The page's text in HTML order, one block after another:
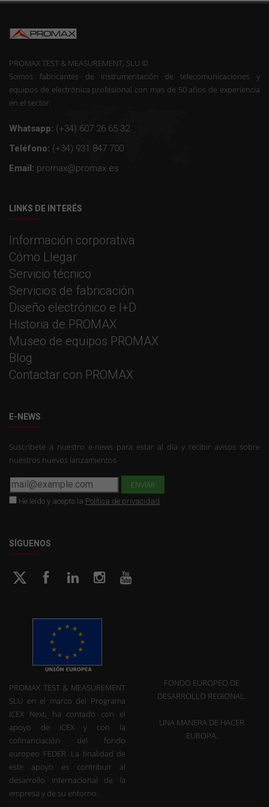
PROMAX TEST & MEASUREMENT, SLU ©
Somos fabricantes de instrumentación de telecomunicaciones y
equipos de electrónica profesional con mas de 50 años de experiencia
en el sector.
Whatsapp: (+34) 607 26 65 32
Teléfono: (+34) 931 847 700
Email: promax@promax.es
LINKS DE INTERÉS
Información corporativa
Cómo Llegar
Servicio técnico
Servicios de fabricación
Diseño electrónico e I+D
Historia de PROMAX
Museo de equipos PROMAX
Blog
Contactar con PROMAX
E-NEWS
Suscríbete a nuestro e-news para estar al día y recibir avisos sobre
nuestros nuevos lanzamientos
He leído y acepto la Política de privacidad
SÍGUENOS
PROMAX TEST & MEASUREMENT
SLU en el marco del Programa
ICEX Next, ha contado con el
apoyo de ICEX y con la
cofinanciación del fondo
europeo FEDER. La finalidad de
este apoyo es contribuir al
desarrollo internacional de la
empresa y de su entorno.
FONDO EUROPEO DE
DESARROLLO REGIONAL.
UNA MANERA DE HACER
EUROPA.